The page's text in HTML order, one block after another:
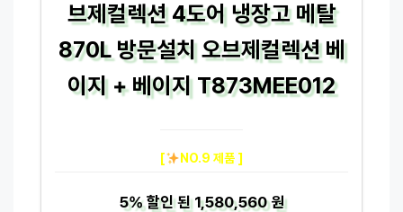
브제컬렉션 4도어 냉장고 메탈
870L 방문설치 오브제컬렉션 베
이지 + 베이지 T873MEE012
[ NO.9 제품 ]
5%할인 된1,580,560 원